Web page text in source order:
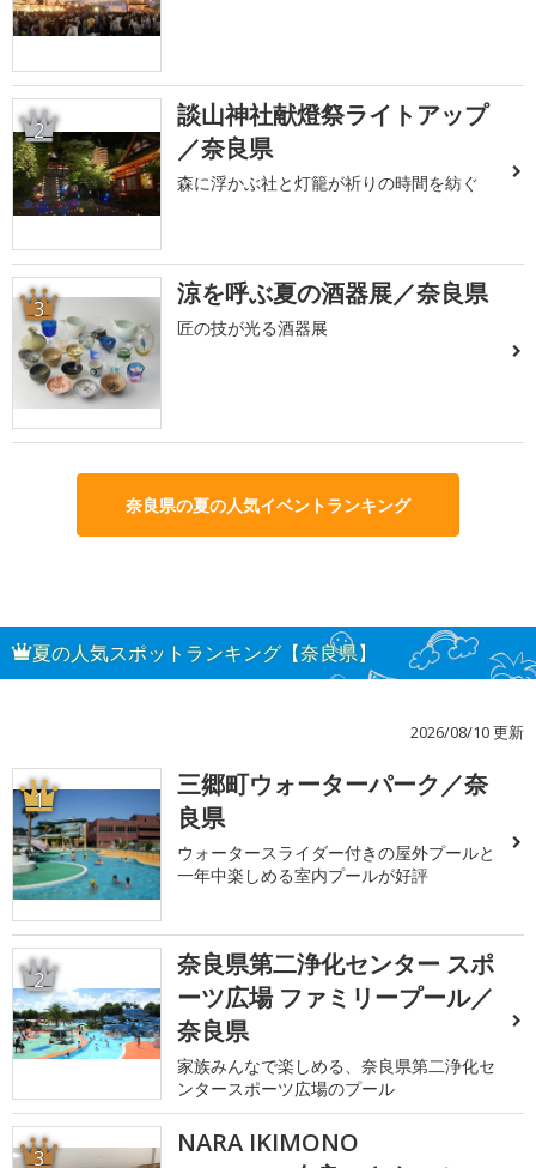
2
談山神社献燈祭ライトアップ
／奈良県
森に浮かぶ社と灯籠が祈りの時間を紡ぐ
3 涼を呼ぶ夏の酒器展／奈良県
匠の技が光る酒器展
奈良県の夏の人気イベントランキング
夏の人気スポットランキング【奈良県】
2026/08/10 更新
1
三郷町ウォーターパーク／奈
良県
ウォータースライダー付きの屋外プールと
一年中楽しめる室内プールが好評
2
奈良県第二浄化センター スポ
ーツ広場 ファミリープール／
奈良県
家族みんなで楽しめる、奈良県第二浄化セ
ンタースポーツ広場のプール
3
NARA IKIMONO